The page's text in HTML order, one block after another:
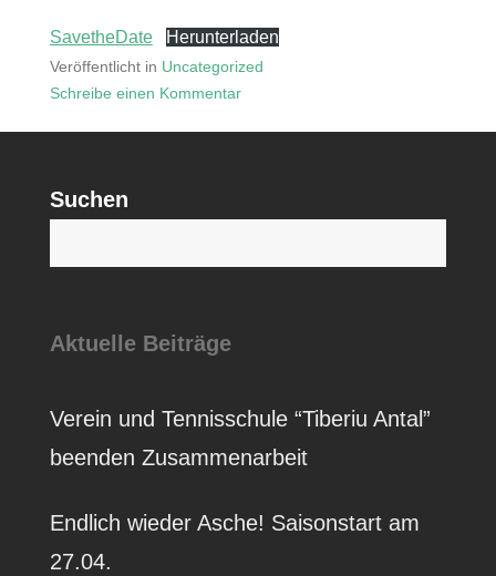
SavetheDate Herunterladen
Veröffentlicht in Uncategorized
Schreibe einen Kommentar
DATE
Suchen
Aktuelle Beiträge
Verein und Tennisschule “Tiberiu Antal”
beenden Zusammenarbeit
Endlich wieder Asche! Saisonstart am
27.04.